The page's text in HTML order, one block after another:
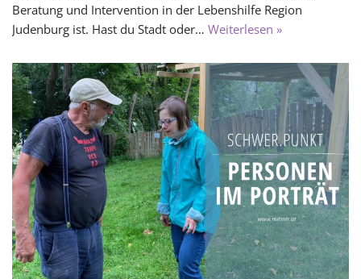
Beratung und Intervention in der Lebenshilfe Region
Judenburg ist. Hast du Stadt oder… Weiterlesen »